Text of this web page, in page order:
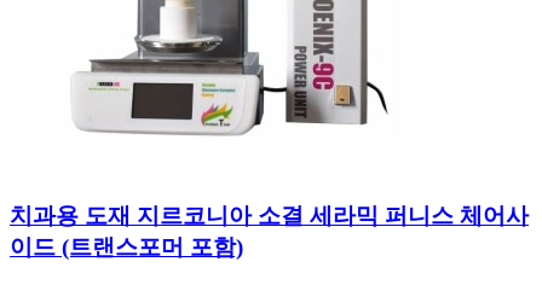
치과용 도재 지르코니아 소결 세라믹 퍼니스 체어사
이드 (트랜스포머 포함)